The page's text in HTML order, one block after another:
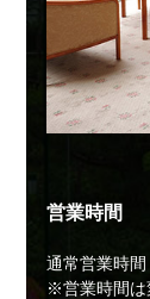
営業時間
通常営業時
※営業時間は